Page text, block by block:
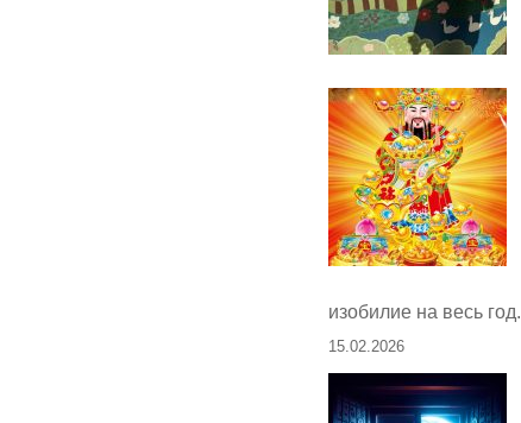
изобилие на весь год.
15.02.2026